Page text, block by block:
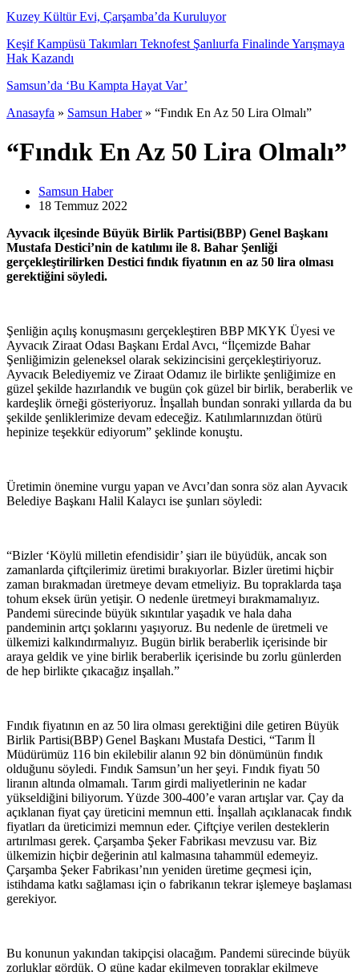
Kuzey Kültür Evi, Çarşamba’da Kuruluyor
Keşif Kampüsü Takımları Teknofest Şanlıurfa Finalinde Yarışmaya
Hak Kazandı
Samsun’da ‘Bu Kampta Hayat Var’
Anasayfa » Samsun Haber » “Fındık En Az 50 Lira Olmalı”
“Fındık En Az 50 Lira Olmalı”
Samsun Haber
18 Temmuz 2022
Ayvacık ilçesinde Büyük Birlik Partisi(BBP) Genel Başkanı
Mustafa Destici’nin de katılımı ile 8. Bahar Şenliği
gerçekleştirilirken Destici fındık fiyatının en az 50 lira olması
gerektiğini söyledi.
Şenliğin açılış konuşmasını gerçekleştiren BBP MKYK Üyesi ve
Ayvacık Ziraat Odası Başkanı Erdal Avcı, “İlçemizde Bahar
Şenliğimizin geleneksel olarak sekizincisini gerçekleştiriyoruz.
Ayvacık Belediyemiz ve Ziraat Odamız ile birlikte şenliğimize en
güzel şekilde hazırlandık ve bugün çok güzel bir birlik, beraberlik ve
kardeşlik örneği gösteriyoruz. İnşallah bundan sonraki yıllarda da bu
şekilde şenliklerimize devam edeceğiz. Katılımlarınızdan ötürü
hepinize teşekkür ediyorum” şeklinde konuştu.
Üretimin önemine vurgu yapan ve Avcı’dan sonra söz alan Ayvacık
Belediye Başkanı Halil Kalaycı ise şunları söyledi:
“Bizler ‘Köylü milletin efendisidir’ şiarı ile büyüdük, ancak son
zamanlarda çiftçilerimiz üretimi bırakıyorlar. Bizler üretimi hiçbir
zaman bırakmadan üretmeye devam etmeliyiz. Bu topraklarda taşa
tohum eksek ürün yetişir. O nedenle üretmeyi bırakmamalıyız.
Pandemi sürecinde büyük sıkıntılar yaşadık ve hala daha
pandeminin artçı şoklarını yaşıyoruz. Bu nedenle de üretmeli ve
ülkemizi kalkındırmalıyız. Bugün birlik beraberlik içerisinde bir
araya geldik ve yine birlik beraberlik içerisinde bu zorlu günlerden
de hep birlikte çıkacağız inşallah.”
Fındık fiyatının en az 50 lira olması gerektiğini dile getiren Büyük
Birlik Partisi(BBP) Genel Başkanı Mustafa Destici, “Tarım İl
Müdürümüz 116 bin ekilebilir alanın 92 bin dönümünün fındık
olduğunu söyledi. Fındık Samsun’un her şeyi. Fındık fiyatı 50
liranın altında olmamalı. Tarım girdi maliyetlerinin ne kadar
yükseldiğini biliyorum. Yüzde 300-400’e varan artışlar var. Çay da
açıklanan fiyat çay üreticini memnun etti. İnşallah açıklanacak fındık
fiyatları da üreticimizi memnun eder. Çiftçiye verilen desteklerin
artırılması gerek. Çarşamba Şeker Fabrikası mevzusu var. Biz
ülkemizin hiçbir değerinin atıl kalmasına tahammül edemeyiz.
Çarşamba Şeker Fabrikası’nın yeniden üretime geçmesi için,
istihdama katkı sağlaması için o fabrikanın tekrar işlemeye başlaması
gerekiyor.
Bu konunun yakından takipçisi olacağım. Pandemi sürecinde büyük
zorluklar gördük. O güne kadar ekilmeyen topraklar ekilmeye